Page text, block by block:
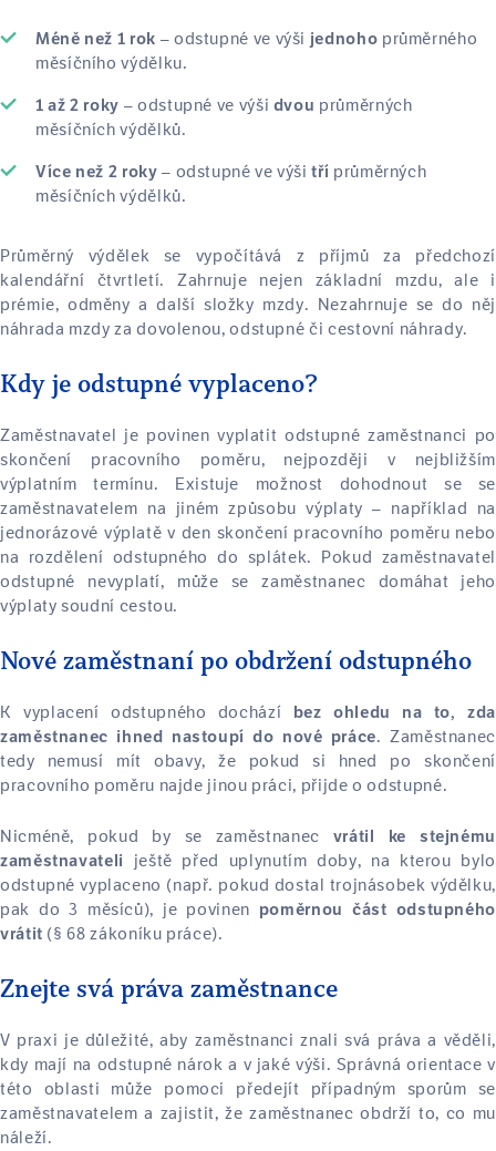
Méně než 1 rok – odstupné ve výši jednoho průměrného
měsíčního výdělku.
1 až 2 roky – odstupné ve výši dvou průměrných
měsíčních výdělků.
Více než 2 roky – odstupné ve výšitří průměrných
měsíčních výdělků.
Průměrný výdělek se vypočítává z příjmů za předchozí
kalendářní čtvrtletí. Zahrnuje nejen základní mzdu, ale i
prémie, odměny a další složky mzdy. Nezahrnuje se do něj
náhrada mzdy za dovolenou, odstupné či cestovní náhrady.
Kdy je odstupné vyplaceno?
Zaměstnavatel je povinen vyplatit odstupné zaměstnanci po
skončení pracovního poměru, nejpozději v nejbližším
výplatním termínu. Existuje možnost dohodnout se se
zaměstnavatelem na jiném způsobu výplaty – například na
jednorázové výplatě v den skončení pracovního poměru nebo
na rozdělení odstupného do splátek. Pokud zaměstnavatel
odstupné nevyplatí, může se zaměstnanec domáhat jeho
výplaty soudní cestou.
Nové zaměstnaní po obdržení odstupného
K vyplacení odstupného dochází
bez ohledu na to, zda
zaměstnanec ihned nastoupí do nové práce. Zaměstnanec
tedy nemusí mít obavy, že pokud si hned po skončení
pracovního poměru najde jinou práci, přijde o odstupné.
Nicméně, pokud by se zaměstnanec vrátil ke stejnému
zaměstnavateli
ještě před uplynutím doby, na kterou bylo
odstupné vyplaceno (např. pokud dostal trojnásobek výdělku,
pak do 3 měsíců), je povinen poměrnou část odstupného
vrátit (§ 68 zákoníku práce).
Znejte svá práva zaměstnance
V praxi je důležité, aby zaměstnanci znali svá práva a věděli,
kdy mají na odstupné nárok a v jaké výši. Správná orientace v
této oblasti může pomoci předejít případným sporům se
zaměstnavatelem a zajistit, že zaměstnanec obdrží to, co mu
náleží.